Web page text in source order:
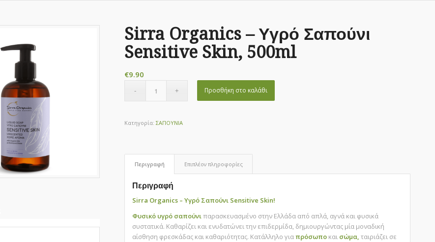
Sirra Organics – Υγρό Σαπούνι
Sensitive Skin, 500ml
€9.90
Προσθήκη στο καλάθι
Κατηγορία:ΣΑΠΟΥΝΙΑ
Περιγραφή Επιπλέον πληροφορίες
Περιγραφή
Sirra Organics – Υγρό Σαπούνι Sensitive Skin!
Φυσικό υγρό σαπούνιπαρασκευασμένο στην Ελλάδα από απλά, αγνά και φυσικά
συστατικά. Καθαρίζει και ενυδατώνει την επιδερμίδα, δημιουργώντας μία μοναδική
αίσθηση φρεσκάδας και καθαριότητας. Κατάλληλο γιαπρόσωπο και σώμα, ταιριάζει σε